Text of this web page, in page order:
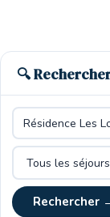
🔍
Rechercher